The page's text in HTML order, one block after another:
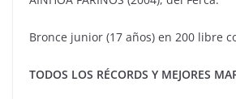
Bronce junior (17 años) en 200 libre
TODOS LOS RÉCORDS Y MEJORES